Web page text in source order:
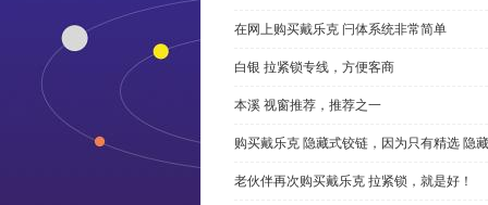
在网上购买戴乐克 闩体系统非常简单
白银 拉紧锁专线，方便客商
本溪 视窗推荐，推荐之一
购买戴乐克 隐藏式铰链，因为只有精选 隐
老伙伴再次购买戴乐克 拉紧锁，就是好！